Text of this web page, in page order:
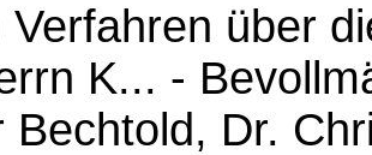
Verfahren über
K... -
Bechtold, Dr.